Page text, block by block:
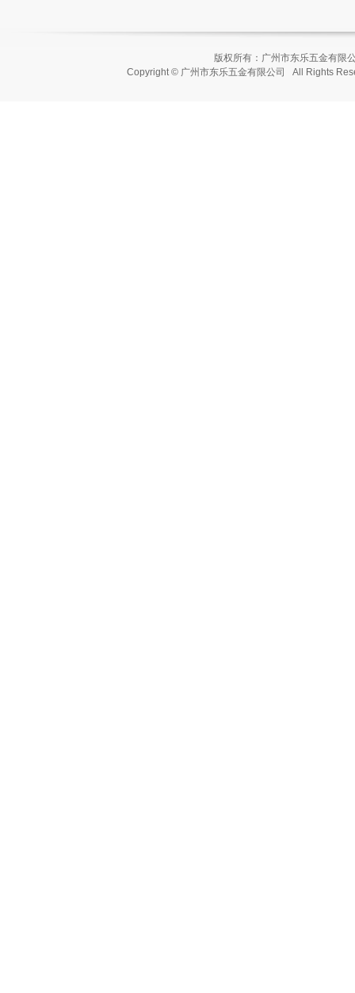
版权所有：广州市东乐五金有
Copyright © 广州市东乐五金有限公司 All Rights